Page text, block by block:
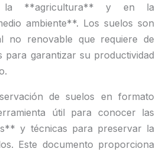
la **agricultura** y en la
ambiente**. Los suelos son
no renovable que requiere de
para garantizar su productividad
de suelos en formato
útil para conocer las
y técnicas para preservar la
Este documento proporciona